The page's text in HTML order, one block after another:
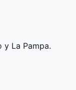
y La Pampa.